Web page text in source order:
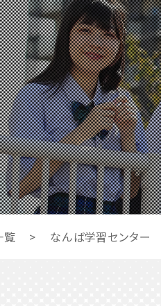
覧 > なんば学習センター